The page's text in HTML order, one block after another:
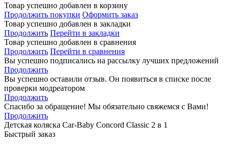
Товар успешно добавлен в корзину
Продолжить покупки Оформить заказ
Товар успешно добавлен в закладки
Продолжить Перейти в закладки
Товар успешно добавлен в сравнения
Продолжить Перейти в сравнения
Вы успешно подписались на рассылку лучших предложений
Продолжить
Вы успешно оставили отзыв. Он появиться в списке после
проверки модреатором
Продолжить
Спасибо за обращение! Мы обязательно свяжемся с Вами!
Продолжить
Детская коляска Car-Baby Concord Classiс 2 в 1
Быстрый заказ